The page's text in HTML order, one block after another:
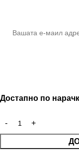
Достапно по